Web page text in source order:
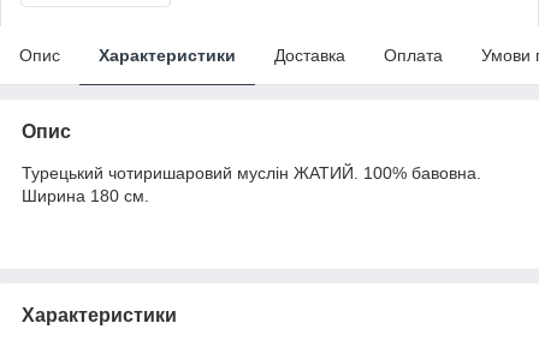
Опис Характеристики Доставка Оплата Умови
Опис
Турецький чотиришаровий муслін ЖАТИЙ. 100% бавовна.
Ширина 180 см.
Характеристики